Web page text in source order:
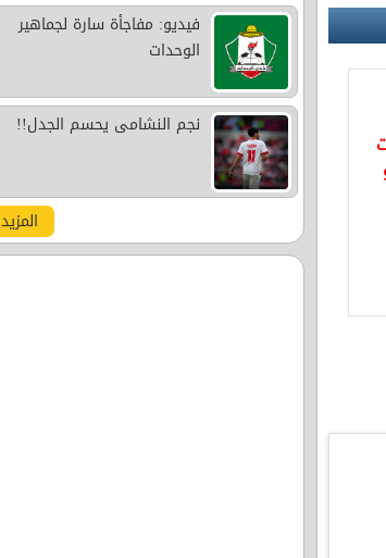
فيديو: مفاجأة سارة لجماهير
الوحدات
نجم النشامى يحسم الجدل!!
المزيد